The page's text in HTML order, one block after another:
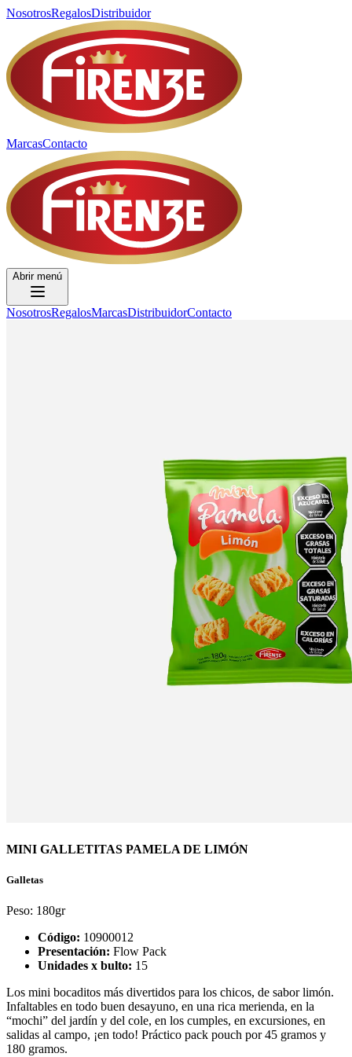
NosotrosRegalosDistribuidor
MarcasContacto
Abrir menú
NosotrosRegalosMarcasDistribuidorContacto
MINI GALLETITAS PAMELA DE LIMÓN
Galletas
Peso: 180gr
Código: 10900012
Presentación: Flow Pack
Unidades x bulto: 15
Los mini bocaditos más divertidos para los chicos, de sabor limón.
Infaltables en todo buen desayuno, en una rica merienda, en la
“mochi” del jardín y del cole, en los cumples, en excursiones, en
salidas al campo, ¡en todo! Práctico pack pouch por 45 gramos y
180 gramos.